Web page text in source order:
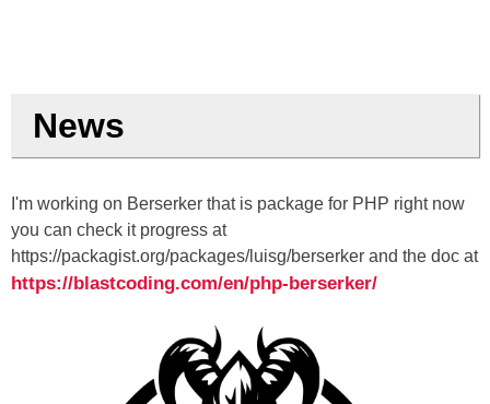
News
I'm working on Berserker that is package for PHP right now
you can check it progress at
https://packagist.org/packages/luisg/berserker and the doc at
https://blastcoding.com/en/php-berserker/